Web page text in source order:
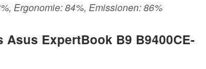
Ergonomie: 84%, Emissionen: 86%
ExpertBook B9 B9400CE-